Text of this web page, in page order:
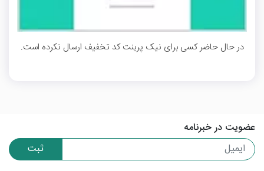
در حال حاضر کسی برای نیک پرینت کد تخفیف ارسال نکرده است.
عضویت در خبرنامه
ثبت